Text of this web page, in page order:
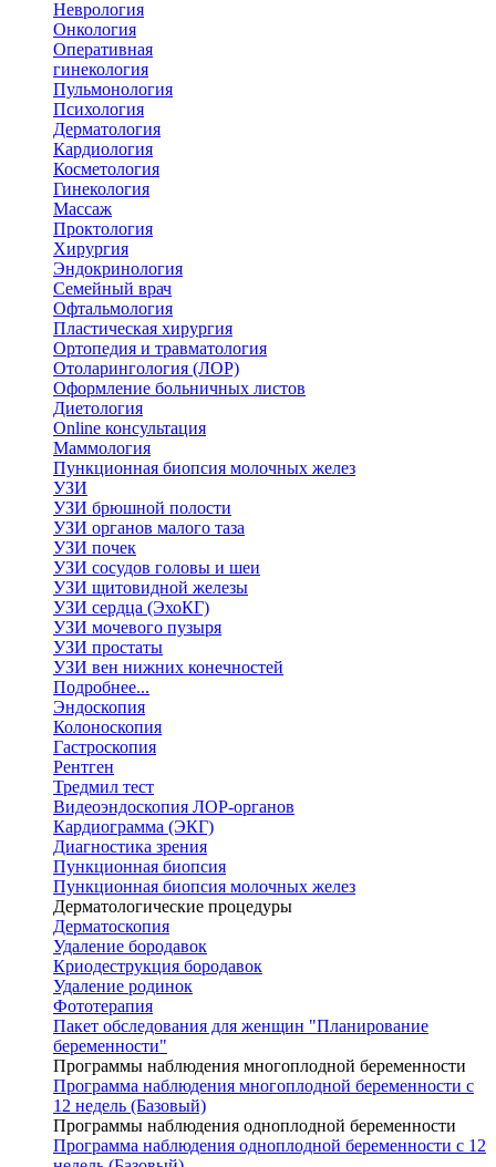
Неврология
Онкология
Оперативная
гинекология
Пульмонология
Психология
Дерматология
Кардиология
Косметология
Гинекология
Массаж
Проктология
Хирургия
Эндокринология
Семейный врач
Офтальмология
Пластическая хирургия
Ортопедия и травматология
Отоларингология (ЛОР)
Оформление больничных листов
Диетология
Online консультация
Маммология
Пункционная биопсия молочных желез
УЗИ
УЗИ брюшной полости
УЗИ органов малого таза
УЗИ почек
УЗИ сосудов головы и шеи
УЗИ щитовидной железы
УЗИ сердца (ЭхоКГ)
УЗИ мочевого пузыря
УЗИ простаты
УЗИ вен нижних конечностей
Подробнее...
Эндоскопия
Колоноскопия
Гастроскопия
Рентген
Тредмил тест
Видеоэндоскопия ЛОР-органов
Кардиограмма (ЭКГ)
Диагностика зрения
Пункционная биопсия
Пункционная биопсия молочных желез
Дерматологические процедуры
Дерматоскопия
Удаление бородавок
Криодеструкция бородавок
Удаление родинок
Фототерапия
Пакет обследования для женщин "Планирование
беременности"
Программы наблюдения многоплодной беременности
Программа наблюдения многоплодной беременности с
12 недель (Базовый)
Программы наблюдения одноплодной беременности
Программа наблюдения одноплодной беременности с 12